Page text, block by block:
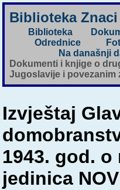
Biblioteka Znaci
Biblioteka
Odrednice
Na današnji
Dokumenti i knjige o
Jugoslavije i povezanim
Izvještaj
1943. god. o
jedinica